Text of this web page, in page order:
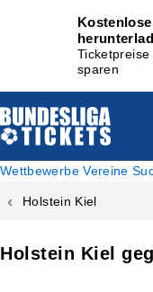
sparen
Wettbewerbe Vereine
Holstein Kiel
Holstein Kiel